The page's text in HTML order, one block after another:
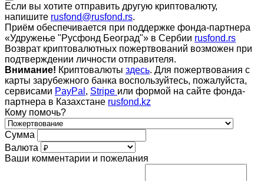
Если вы хотите отправить другую криптовалюту,
напишите rusfond@rusfond.rs.
Приём обеспечивается при поддержке фонда-партнера
«Удружење "Русфонд Београд"» в Сербии rusfond.rs
Возврат криптовалютных пожертвований возможен при
подтверждении личности отправителя.
Внимание! Криптовалюты здесь. Для пожертвования с
карты зарубежного банка воспользуйтесь, пожалуйста,
сервисами PayPal , Stripe или формой на сайте фонда-
партнера в Казахстане rusfond.kz
Кому помочь?
Сумма
Валюта
Ваши комментарии и пожелания